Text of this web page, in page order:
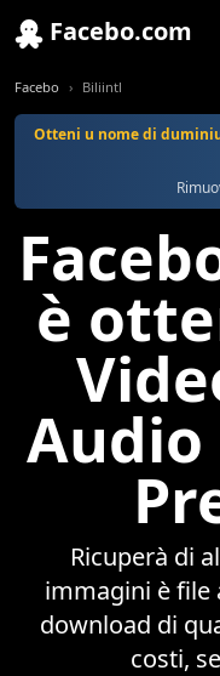
Facebo.com
Facebo Biliintl
Otteni u nome di
è
Ricuperà di
immagini è file
download di
costi,